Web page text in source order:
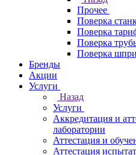
Прочее
Поверка
Поверка
Поверка
Поверка
Бренды
Акции
Услуги
Назад
Услуги
Аккредитация и
лаборатории
Аттестация и
Аттестация